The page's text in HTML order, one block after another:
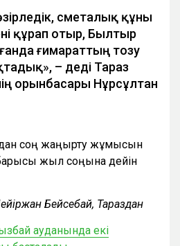
сметалық құны
құрап отыр, Былтыр
ғимараттың тозу
– деді Тараз
орынбасары Нұрсұлтан
соң жаңғырту жұмысын
жыл соңына дейін
Бейсебай, Тараздан
ауданында екі